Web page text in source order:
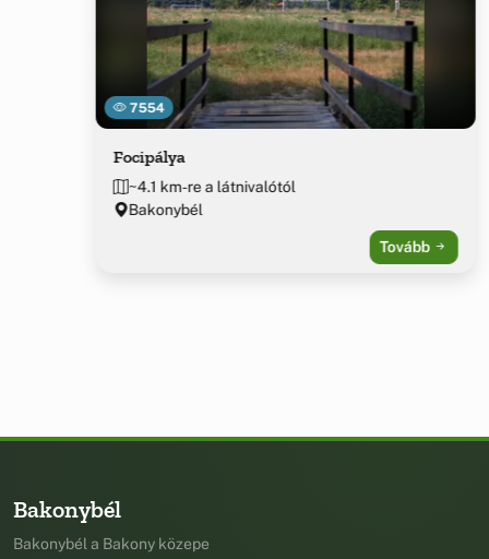
7554
Focipálya
~4.1 km-re a látnivalótól
Bakonybél
Tovább
Bakonybél
Bakonybél a Bakony közepe